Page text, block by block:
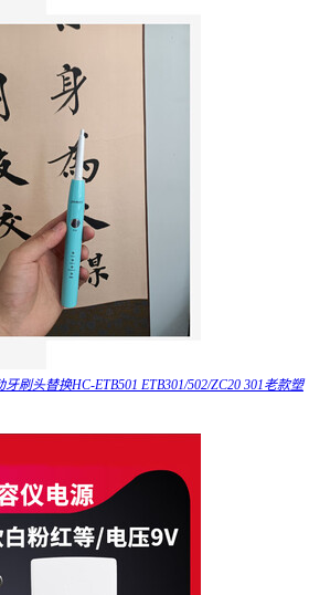
刷头替换HC-ETB501 ETB301/502/ZC20 301老款塑